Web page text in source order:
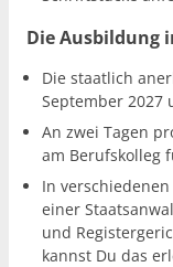
Die Ausbildung
Die staatlich
September 2027
An zwei Tagen
am Berufskolleg
In
einer
und
kannst Du das